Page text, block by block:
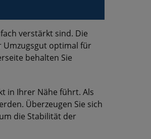
verstärkt sind. Die
Umzugsgut optimal für
behalten Sie
in Ihrer Nähe führt. Als
Überzeugen Sie sich
die Stabilität der